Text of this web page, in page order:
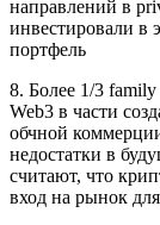
направлений в
инвестировали в
портфель
8. Более 1/3
Web3 в части
обчной
недостатки в
считают, что
вход на рынок